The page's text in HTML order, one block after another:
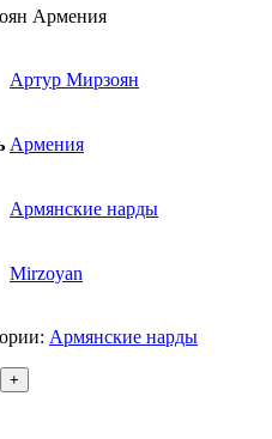
Армения
Артур Мирзоян
Армения
Армянские нарды
Mirzoyan
Армянские нарды